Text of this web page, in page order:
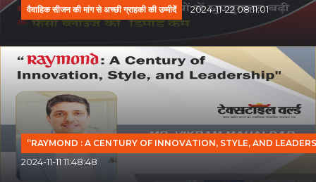
वैवाहिक सीजन की मांग से अच्छी ग्राहकी की उम्मीदें 2024-11-22 08:11:01
“RAYMOND : A CENTURY OF INNOVATION, STYLE, AND
2024-11-11 11:48:48